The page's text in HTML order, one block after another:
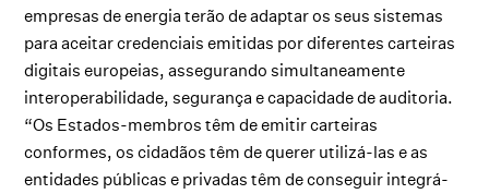
empresas de energia terão de adaptar os seus sistemas
para aceitar credenciais emitidas por diferentes carteiras
digitais europeias, assegurando simultaneamente
interoperabilidade, segurança e capacidade de auditoria.
“Os Estados-membros têm de emitir carteiras
conformes, os cidadãos têm de querer utilizá-las e as
entidades públicas e privadas têm de conseguir integrá-